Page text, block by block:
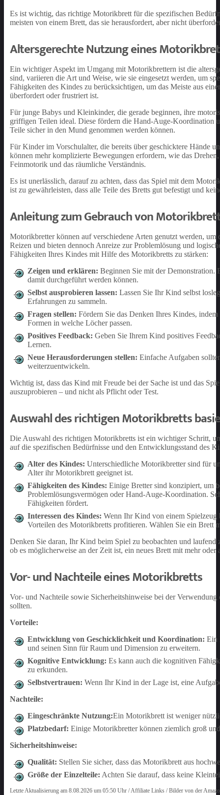
Es ist wichtig, das richtige Motorikbrett für die spezifischen
meisten von einem Brett, das sie herausfordert, aber nicht
Altersgerechte Nutzung eines
Ein wichtiger Aspekt im Umgang mit Motorikbrettern ist die
sind, variieren die Art und Weise, wie sie eingesetzt werden, um
Fähigkeiten des Kindes zu berücksichtigen, um das Meiste aus
überfordert oder frustriert ist.
Für junge Babys und Kleinkinder, die gerade beginnen, ihre
griffigen Teilen ideal. Diese fördern die Hand-Auge-Koordination
Teile sicher in den Mund genommen werden können.
Für Kinder im Vorschulalter, die bereits über geschicktere Hände
können mehr komplizierte Bewegungen erfordern, wie das
Feinmotorik und das räumliche Verständnis.
Es ist unerlässlich, darauf zu achten, dass das Spiel mit dem
ist zu gewährleisten, dass alle Teile des Bretts gut befestigt und
Anleitung zum Gebrauch von
Motorikbretter können auf verschiedene Arten genutzt werden,
Reizen und bieten dennoch Anreize zur Problemlösung und
Fähigkeiten Ihres Kindes mit Hilfe des Motorikbretts zu stärken:
Zeigen und erklären: Beginnen Sie mit der Demonstration.
damit durchgeführt werden können.
Selbst ausprobieren lassen: Lassen Sie Ihr Kind selbst
Erfahrungen zu sammeln.
Fragen stellen: Fördern Sie das Denken Ihres Kindes,
Formen in welche Löcher passen.
Positives Feedback: Geben Sie Ihrem Kind positives
Lernen.
Neue Herausforderungen stellen: Einfache Aufgaben
weiterzuentwickeln.
Wichtig ist, dass das Kind mit Freude bei der Sache ist und das
auszuprobieren – und nicht als Pflicht oder Test.
Auswahl des richtigen Motorikbretts
Die Auswahl des richtigen Motorikbretts ist ein wichtiger Schritt,
auf die spezifischen Bedürfnisse und den Entwicklungsstand des
Alter des Kindes: Unterschiedliche Motorikbretter sind für
Alter ihr Motorikbrett geeignet ist.
Fähigkeiten des Kindes: Einige Bretter sind konzipiert, um
Problemlösungsvermögen oder Hand-Auge-Koordination.
Fähigkeiten fördert.
Interessen des Kindes: Wenn Ihr Kind von einem Spielzeug
Vorteilen des Motorikbretts profitieren. Wählen Sie ein Brett
Denken Sie daran, Ihr Kind beim Spiel zu beobachten und
ob es möglicherweise an der Zeit ist, ein neues Brett mit mehr
Vor- und Nachteile eines Motorikbretts
Vor- und Nachteile sowie Sicherheitshinweise bei der
sollten.
Vorteile:
Entwicklung von Geschicklichkeit und Koordination: Ein
und seinen Sinn für Raum und Dimension zu erweitern.
Kognitive Entwicklung: Es kann auch die kognitiven
zu erkunden.
Selbstvertrauen: Wenn Ihr Kind in der Lage ist, eine
Nachteile:
Eingeschränkte Nutzung:Ein Motorikbrett ist weniger
Platzbedarf: Einige Motorikbretter können ziemlich groß
Sicherheitshinweise:
Qualität: Stellen Sie sicher, dass das Motorikbrett aus
Größe der Einzelteile: Achten Sie darauf, dass keine
Letzte Aktualisierung am 8.08.2026 um 05:50 Uhr / Affiliate Links / Bilder von der